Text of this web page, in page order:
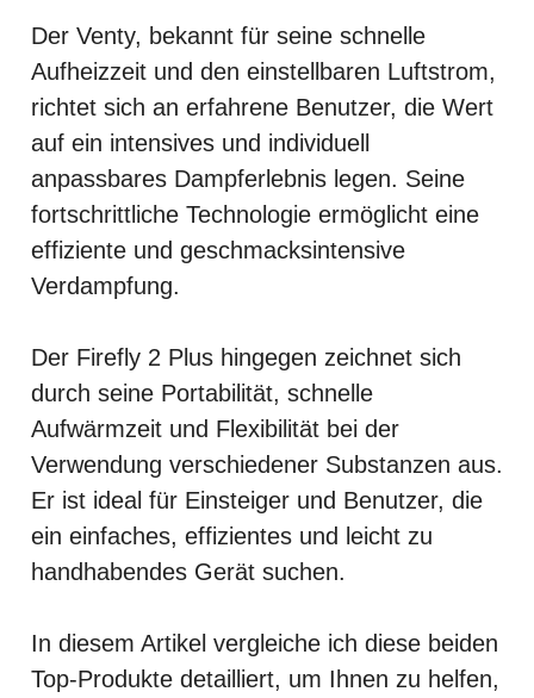
Der Venty, bekannt für seine schnelle
Aufheizzeit und den einstellbaren Luftstrom,
richtet sich an erfahrene Benutzer, die Wert
auf ein intensives und individuell
anpassbares Dampferlebnis legen. Seine
fortschrittliche Technologie ermöglicht eine
effiziente und geschmacksintensive
Verdampfung.
Der Firefly 2 Plus hingegen zeichnet sich
durch seine Portabilität, schnelle
Aufwärmzeit und Flexibilität bei der
Verwendung verschiedener Substanzen aus.
Er ist ideal für Einsteiger und Benutzer, die
ein einfaches, effizientes und leicht zu
handhabendes Gerät suchen.
In diesem Artikel vergleiche ich diese beiden
Top-Produkte detailliert, um Ihnen zu helfen,